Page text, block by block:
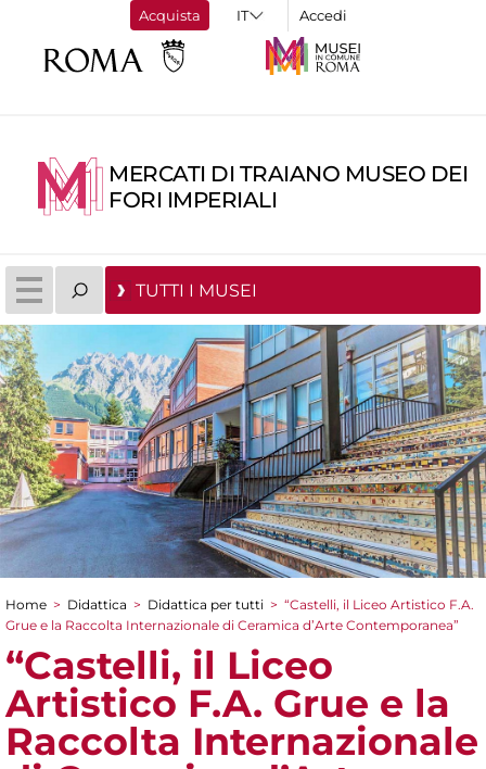
Acquista Accedi
MERCATI DI TRAIANO MUSEO DEI
FORI IMPERIALI
TUTTI I MUSEI
Tu sei qui
Home > Didattica > Didattica per tutti > “Castelli, il Liceo Artistico F.A.
Grue e la Raccolta Internazionale di Ceramica d’Arte Contemporanea”
“Castelli, il Liceo
Artistico F.A. Grue e la
Raccolta Internazionale